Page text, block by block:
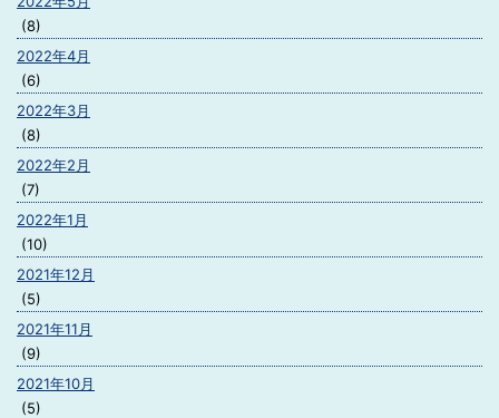
(8)
2022年4月
(6)
2022年3月
(8)
2022年2月
(7)
2022年1月
(10)
2021年12月
(5)
2021年11月
(9)
2021年10月
(5)